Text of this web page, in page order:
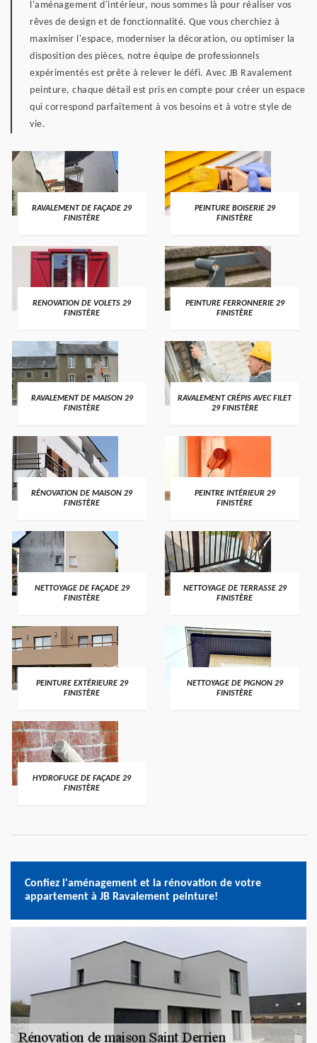
l'aménagement d'intérieur, nous sommes là pour réaliser vos
rêves de design et de fonctionnalité. Que vous cherchiez à
maximiser l'espace, moderniser la décoration, ou optimiser la
disposition des pièces, notre équipe de professionnels
expérimentés est prête à relever le défi. Avec JB Ravalement
peinture, chaque détail est pris en compte pour créer un espace
qui correspond parfaitement à vos besoins et à votre style de
vie.
RAVALEMENT DE FAÇADE 29
FINISTÈRE
PEINTURE BOISERIE 29
FINISTÈRE
RENOVATION DE VOLETS 29
FINISTÈRE
PEINTURE FERRONNERIE 29
FINISTÈRE
RAVALEMENT DE MAISON 29
FINISTÈRE
RAVALEMENT CRÉPIS AVEC FILET
29 FINISTÈRE
RÉNOVATION DE MAISON 29
FINISTÈRE
PEINTRE INTÉRIEUR 29
FINISTÈRE
NETTOYAGE DE FAÇADE 29
FINISTÈRE
NETTOYAGE DE TERRASSE 29
FINISTÈRE
PEINTURE EXTÉRIEURE 29
FINISTÈRE
NETTOYAGE DE PIGNON 29
FINISTÈRE
HYDROFUGE DE FAÇADE 29
FINISTÈRE
Confiez l'aménagement et la rénovation de votre
appartement à JB Ravalement peinture!